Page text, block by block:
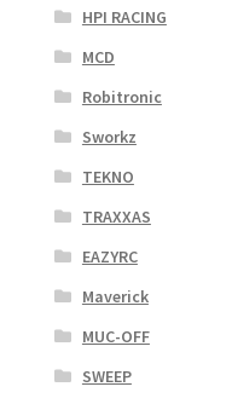
HPI RACING
MCD
Robitronic
Sworkz
TEKNO
TRAXXAS
EAZYRC
Maverick
MUC-OFF
SWEEP